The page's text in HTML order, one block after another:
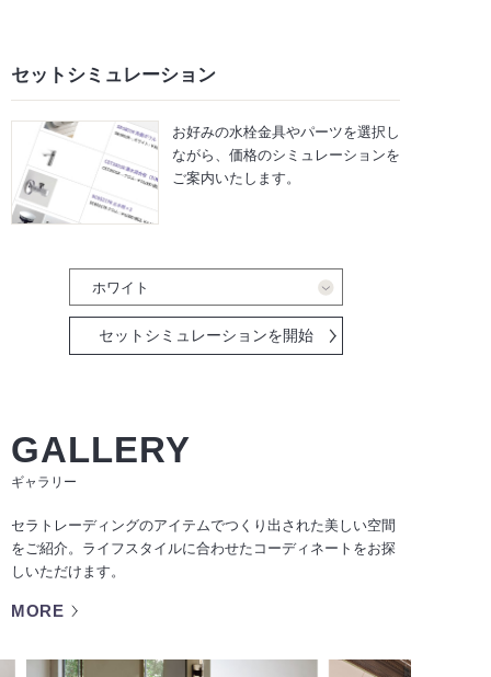
セットシミュレーション
お好みの水栓金具やパーツを選択し
ながら、 価格のシミュレーションを
ご案内いたします。
セットシミュレーションを開始
GALLERY
ギャラリー
セラトレーディングのアイテムでつくり出された美しい空間
をご紹介。ライフスタイルに合わせたコーディネートをお探
しいただけます。
MORE